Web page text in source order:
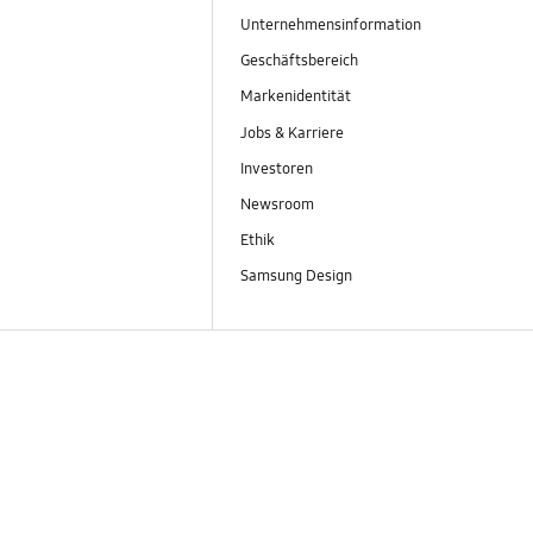
Unternehmensinformation
Geschäftsbereich
Markenidentität
Jobs & Karriere
Investoren
Newsroom
Ethik
Samsung Design